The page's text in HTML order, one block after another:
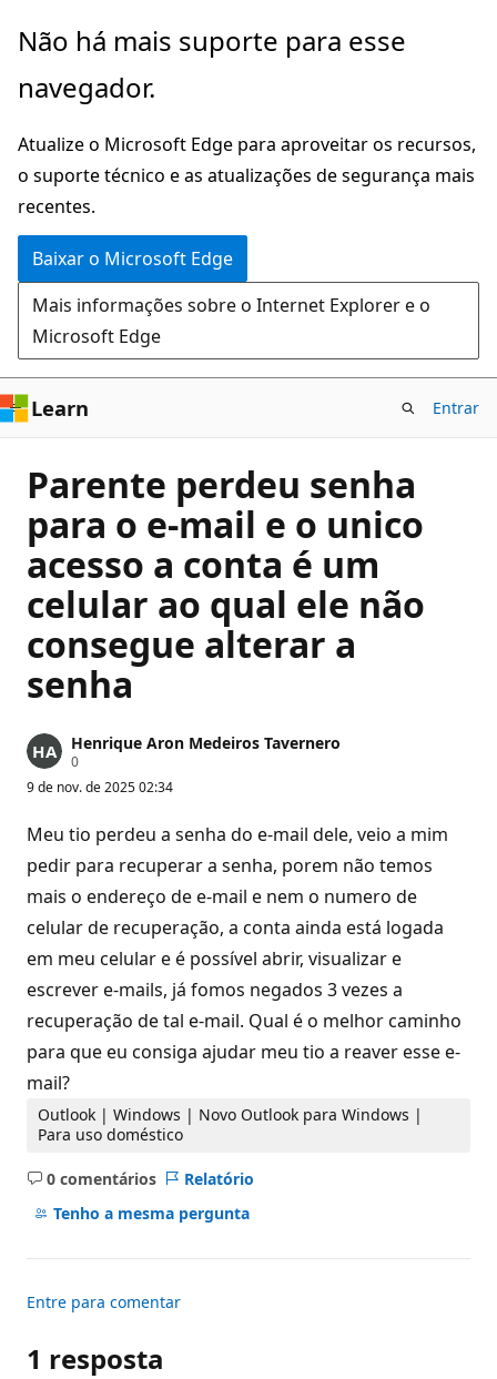
Pular
o
principal
Não há mais suporte para esse
navegador.
Atualize o Microsoft Edge para aproveitar os recursos,
o suporte técnico e as atualizações de segurança mais
recentes.
Baixar o Microsoft Edge
Mais informações sobre o Internet Explorer e o
Microsoft Edge
Learn Entrar
Parente perdeu senha
para o e-mail e o unico
acesso a conta é um
celular ao qual ele não
consegue alterar a
senha
Henrique Aron Medeiros Tavernero
0P
n
o
s
d
e
r
p
t
ç
o
9 de nov. de 2025 02:34
Meu tio perdeu a senha do e-mail dele, veio a mim
pedir para recuperar a senha, porem não temos
mais o endereço de e-mail e nem o numero de
celular de recuperação, a conta ainda está logada
em meu celular e é possível abrir, visualizar e
escrever e-mails, já fomos negados 3 vezes a
recuperação de tal e-mail. Qual é o melhor caminho
para que eu consiga ajudar meu tio a reaver esse e-
mail?
Outlook | Windows | Novo Outlook para Windows |
Para uso doméstico
0 comentários
Sem
comentários
Relatório
Tenho a mesma pergunta
Entre para comentar
1 resposta